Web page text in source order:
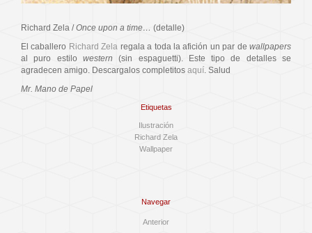
Richard Zela /Once upon a time… (detalle)
El caballero Richard Zela regala a toda la afición un par dewallpapers
al puro estilo western (sin espaguetti). Este tipo de detalles se
agradecen amigo. Descargalos completitos aquí . Salud
Mr. Mano de Papel
Etiquetas
Ilustración
Richard Zela
Wallpaper
Navegar
Anterior